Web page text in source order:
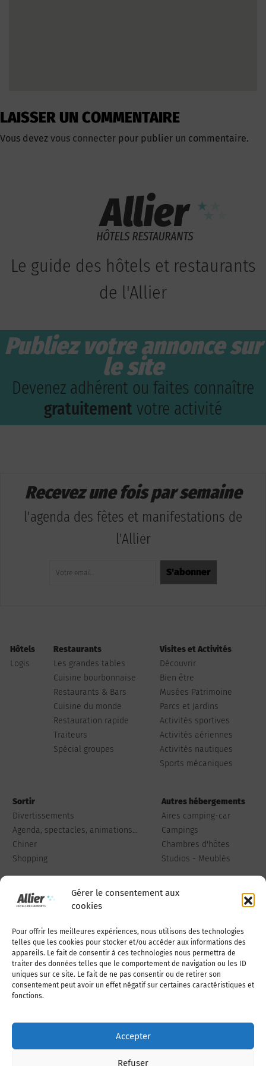
Gérer le consentement aux
cookies
Pour offrir les meilleures expériences, nous utilisons des technologies
telles que les cookies pour stocker et/ou accéder aux informations des
appareils. Le fait de consentir à ces technologies nous permettra de
traiter des données telles que le comportement de navigation ou les ID
uniques sur ce site. Le fait de ne pas consentir ou de retirer son
consentement peut avoir un effet négatif sur certaines caractéristiques et
fonctions.
Accepter
Refuser
LAISSER UN COMMENTAIRE
Vous devez vous connecter pour publier un commentaire.
Le guide des hôtels et restaurants
de l'Allier
Publiez votre annonce sur
le site
Devenez adhérent ou faites connaître
gratuitement votre activité
Recevez une fois par semaine
l'agenda des fêtes et manifestations de
l'Allier
Hôtels
Logis
Restaurants
Les grandes tables
Cuisine bourbonnaise
Restaurants & Bars
Cuisine du monde
Restauration rapide
Traiteurs
Spécial groupes
Visites et Activités
Découvrir
Bien être
Musées Patrimoine
Parcs et Jardins
Activités sportives
Activités aériennes
Activités nautiques
Sports mécaniques
Sortir
Divertissements
Agenda, spectacles, animations...
Chiner
Shopping
Autres hébergements
Aires camping-car
Campings
Chambres d'hôtes
Studios - Meublés
Qui sommes-nous Publiez votre annonce
Adhérer à l’association Nous contacter
Politique de cookies (UE)